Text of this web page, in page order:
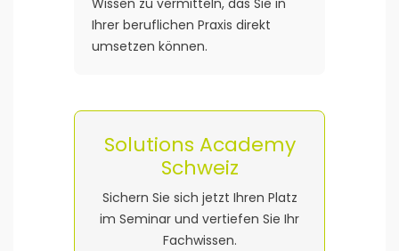
Wissen zu vermitteln, das Sie in
Ihrer beruflichen Praxis direkt
umsetzen können.
Solutions Academy
Schweiz
Sichern Sie sich jetzt Ihren Platz
im Seminar und vertiefen Sie Ihr
Fachwissen.